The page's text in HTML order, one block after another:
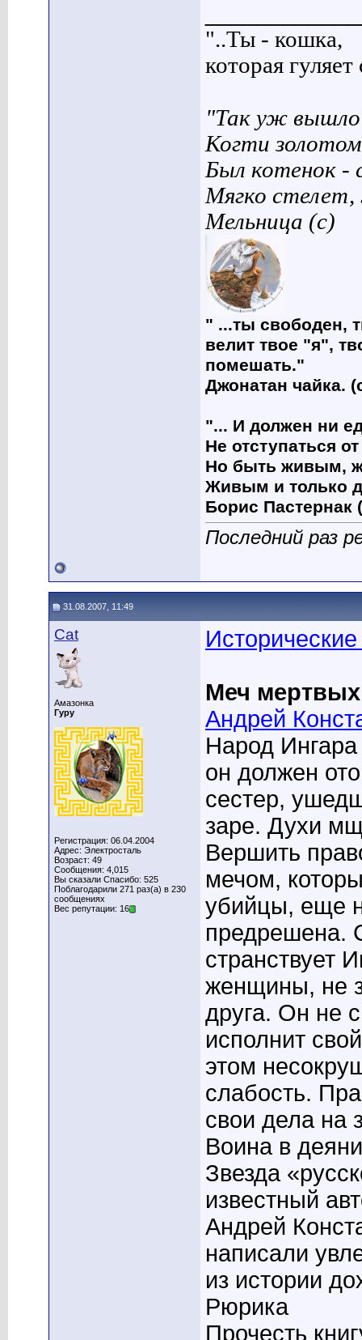
"..Ты - кошка,
которая
"Так уж вышло
Когти
Был котенок -
Мягко
Мельница (с)
" ...ты свободен,
велит твое "я",
помешать."
Джонатан чайка.
"... И должен ни
Не отступаться
Но быть живым,
Живым и только
Борис Пастернак
Последний раз
31.08.2007, 11:49
Cat
Амазонка
Гуру
Регистрация: 06.04.2004
Адрес: Электросталь
Возраст: 49
Сообщения: 4,015
Вы сказали Спасибо: 525
Поблагодарили 271 раз(а) в 230
сообщениях
Вес репутации: 16
Меч мертвых
Андрей
Народ
он должен
сестер,
заре. Духи
Вершить
мечом,
убийцы, еще
предрешена.
странствует
женщины, не
друга. Он не
исполнит
этом
слабость.
свои дела на
Воина в
Звезда
известный
Андрей
написали
из истории
Рюрика
Прочесть